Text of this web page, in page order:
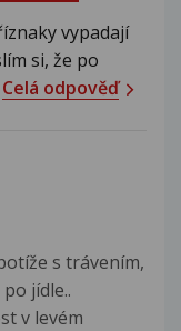
vypadají
si, že po
Celá odpověď
s trávením,
jídle..
v levém